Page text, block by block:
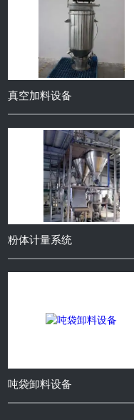
控制系统
真空上料机
真空加料设备
粉体计量系统
吨袋卸料设备